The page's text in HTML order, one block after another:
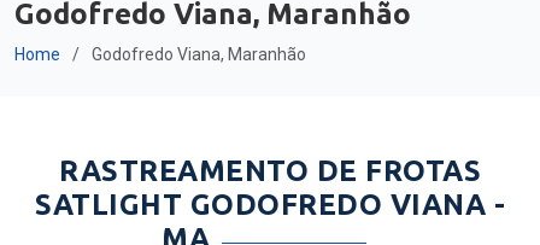
Godofredo Viana, Maranhão
Home Godofredo Viana, Maranhão
RASTREAMENTO DE FROTAS
SATLIGHT GODOFREDO VIANA -
MA